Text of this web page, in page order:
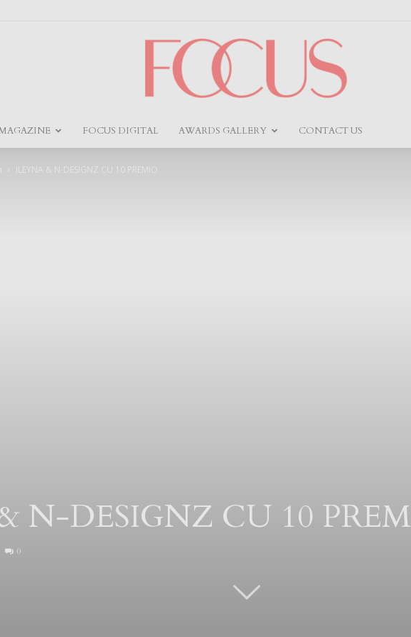
FOCUS DIGITAL AWARDS GALLERY CONTACT US
ILEYNA & N-DESIGNZ CU 10 PREMIO
N-DESIGNZ CU 10
0